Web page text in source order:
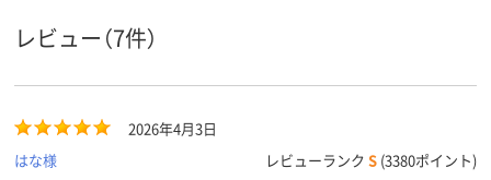
スコア
レビュー（7件）
2026年4月3日
はな様
レビューランク S (3380ポイント)